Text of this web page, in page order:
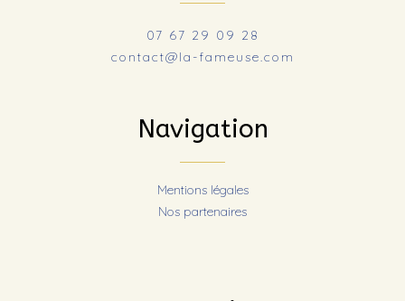
07 67 29 09 28
contact@la-fameuse.com
Navigation
Mentions légales
Nos partenaires